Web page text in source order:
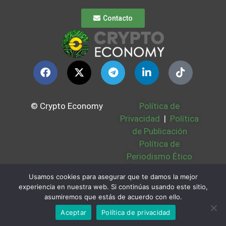
Contacto
© Crypto Economy
Política de
Privacidad | Política
de Publicación
Política de
Periodismo Ético
Bases Legales |
Partners | Sobre
Nosotros
Usamos cookies para asegurar que te damos la mejor
experiencia en nuestra web. Si continúas usando este sitio,
asumiremos que estás de acuerdo con ello.
Aceptar
Política de privacidad